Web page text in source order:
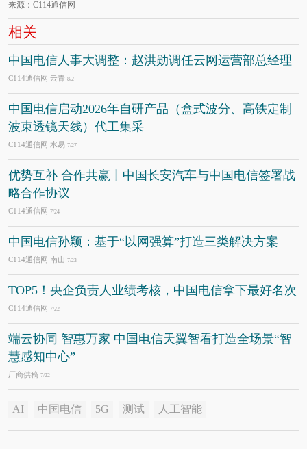
来源：C114通信网
相关
中国电信人事大调整：赵洪勋调任云网运营部总经理
C114通信网 云青 8/2
中国电信启动2026年自研产品（盒式波分、高铁定制
波束透镜天线）代工集采
C114通信网 水易 7/27
优势互补 合作共赢丨中国长安汽车与中国电信签署战
略合作协议
C114通信网 7/24
中国电信孙颖：基于“以网强算”打造三类解决方案
C114通信网 南山 7/23
TOP5！央企负责人业绩考核，中国电信拿下最好名次
C114通信网 7/22
端云协同 智惠万家 中国电信天翼智看打造全场景“智
慧感知中心”
厂商供稿 7/22
AI 中国电信 5G 测试 人工智能